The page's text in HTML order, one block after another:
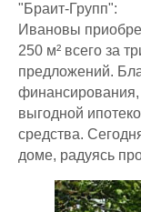
"Браит-Групп":
Ивановы
250 м² всего за
предложений.
финансирования,
выгодной
средства.
доме, радуясь